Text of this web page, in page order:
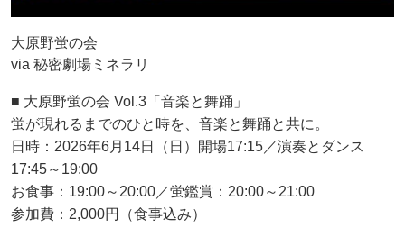
大原野蛍の会
via 秘密劇場ミネラリ
■ 大原野蛍の会 Vol.3「音楽と舞踊」
蛍が現れるまでのひと時を、音楽と舞踊と共に。
日時：2026年6月14日（日）開場17:15／演奏とダンス
17:45～19:00
お食事：19:00～20:00／蛍鑑賞：20:00～21:00
参加費：2,000円（食事込み）